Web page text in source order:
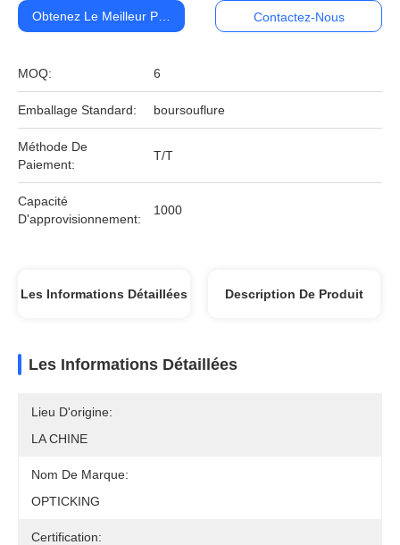
MOQ: 6
Emballage Standard: boursouflure
Méthode De
Paiement:
T/T
Capacité
D'approvisionnement:
1000
Obtenez Le Meilleur Prix Contactez-Nous
Les Informations Détaillées Description De Produit
Les Informations Détaillées
Lieu D'origine:
LA CHINE
Nom De Marque:
OPTICKING
Certification: